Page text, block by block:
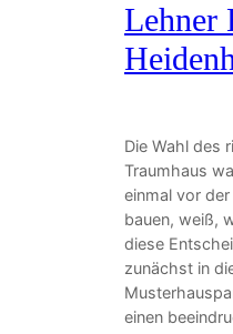
Lehner
Die Wahl des
Traumhaus
einmal vor
bauen, weiß,
diese
zunächst in
einen